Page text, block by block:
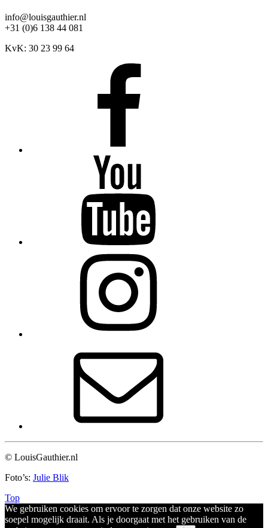
info@louisgauthier.nl
+31 (0)6 138 44 081
KvK: 30 23 99 64
© LouisGauthier.nl
Foto’s: Julie Blik
Top
We gebruiken cookies om ervoor te zorgen dat onze website zo
soepel mogelijk draait. Als je doorgaat met het gebruiken van de